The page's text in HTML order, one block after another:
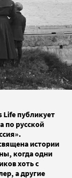
Life публикует
по русской
истории
когда одни
хоть с
а другие